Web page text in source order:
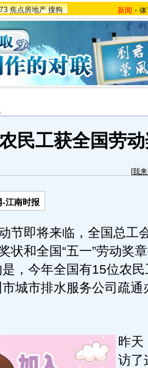
焦点房地产 搜狗 新闻 -
民工获全国劳
[我
-江南时报
即将来临，全国总工
状和全国“五一”劳动奖
，今年全国有15位农
城市排水服务公司疏通
昨天
访了